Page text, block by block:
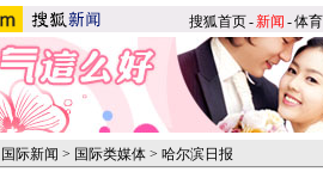
搜狐首页-新闻 -体育
国际新闻 > 国际类媒体 > 哈尔滨日报